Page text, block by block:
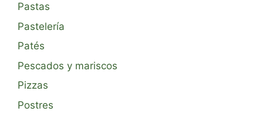
Pastas
Pastelería
Patés
Pescados y mariscos
Pizzas
Postres